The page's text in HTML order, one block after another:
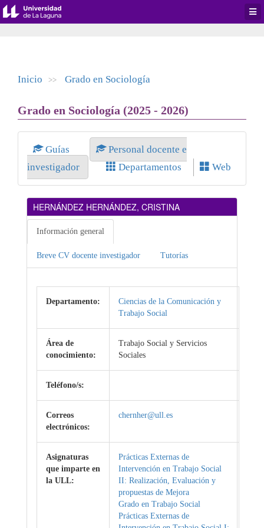
Inicio >> Grado en Sociología
Grado en Sociología (2025 - 2026)
Guías
Personal docente e
investigador
Departamentos Web
HERNÁNDEZ HERNÁNDEZ, CRISTINA
Información general
Breve CV docente investigador Tutorías
Departamento:
Ciencias de la Comunicación y
Trabajo Social
Área de
conocimiento:
Trabajo Social y Servicios
Sociales
Teléfono/s:
Correos
electrónicos:
chernher@ull.es
Asignaturas
que imparte en
la ULL:
Prácticas Externas de
Intervención en Trabajo Social
II: Realización, Evaluación y
propuestas de Mejora
Grado en Trabajo Social
Prácticas Externas de